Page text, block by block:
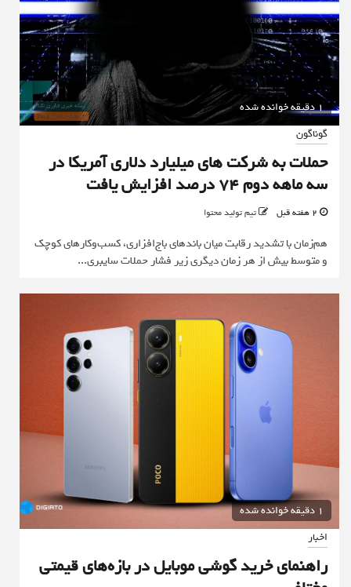
1 دقیقه خوانده شده
گوناگون
حملات به شرکت های میلیارد دلاری آمریکا در
سه ماهه دوم ۷۴ درصد افزایش یافت
تیم تولید محتوا
هم‌زمان با تشدید رقابت میان باندهای باج‌افزاری، کسب‌وکارهای کوچک
و متوسط بیش از هر زمان دیگری زیر فشار حملات سایبری...
1 دقیقه خوانده شده
اخبار
راهنمای خرید گوشی موبایل در بازه‌های قیمتی